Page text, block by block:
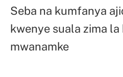
Seba na kumfanya
kwenye suala zima
mwanamke